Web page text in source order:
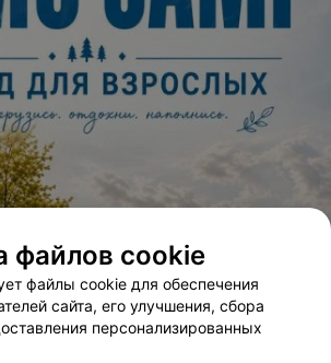
Молодечно
нет событий,
условиям фильтра.
файлов cookie
файлы cookie для обеспечения
сайта, его улучшения, сбора
персонализированных